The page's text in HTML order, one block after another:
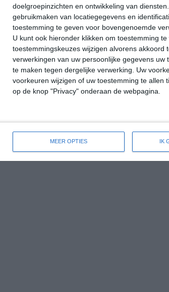
doelgroepinzichten en ontwikkeling van diensten.
gebruikmaken van locatiegegevens en
toestemming te geven voor bovengenoemde
U kunt ook hieronder klikken om toestemming
toestemmingskeuzes wijzigen alvorens akkoord
verwerkingen van uw persoonlijke gegevens
te maken tegen dergelijke verwerking. Uw
voorkeuren wijzigen of uw toestemming te allen
op de knop "Privacy" onderaan de webpagina.
MEER OPTIES IK
03:00
ONO 2
21:00 00:00 03:00
bekijk de uitgebreide weersverwachting voor